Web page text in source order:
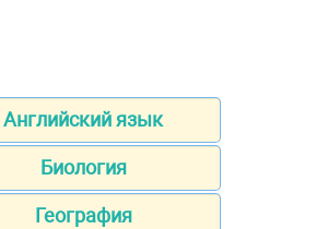
Английский язык
Биология
География